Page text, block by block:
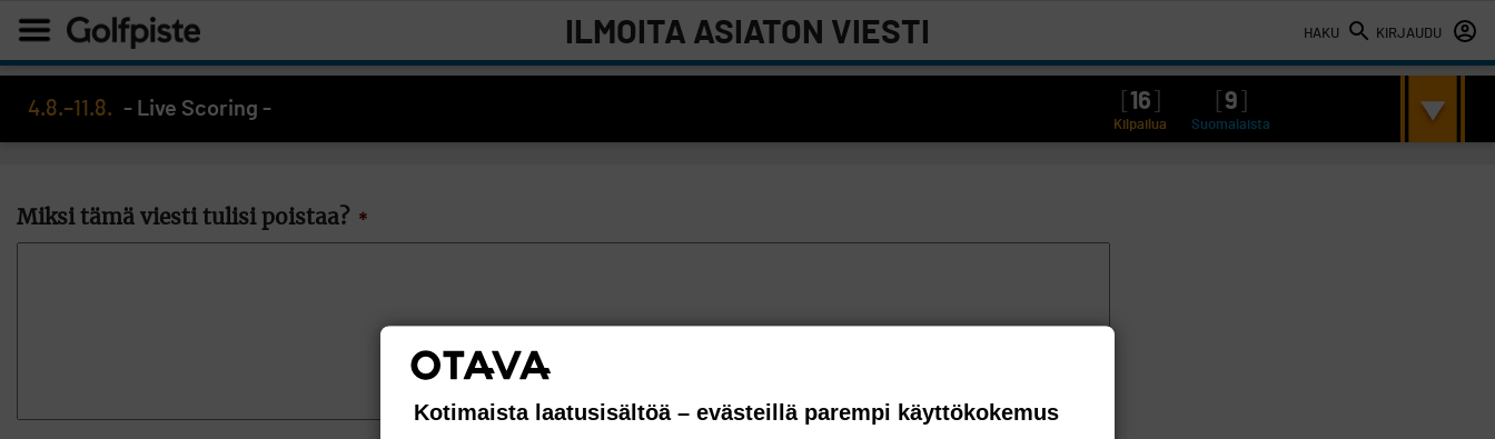
HAKU KIRJAUDU
ILMOITA ASIATON VIESTI
4.8.–11.8. - Live Scoring - 16 9
Kilpailua Suomalaista
Miksi tämä viesti tulisi poistaa? *
Kotimaista laatusisältöä – evästeillä parempi käyttökokemus